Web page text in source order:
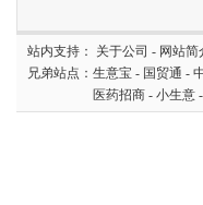
站内支持： 关于公司 - 网站简
兄弟站点： 生意宝 - 国贸通 -
医药招商 - 小生意 -